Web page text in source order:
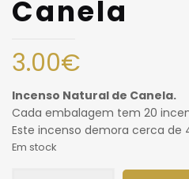
Canela
3.00€
Incenso Natural de Canela.
Cada embalagem tem 20
Este incenso demora cerca de
Em stock